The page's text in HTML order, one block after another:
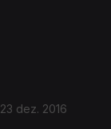
23 dez. 2016